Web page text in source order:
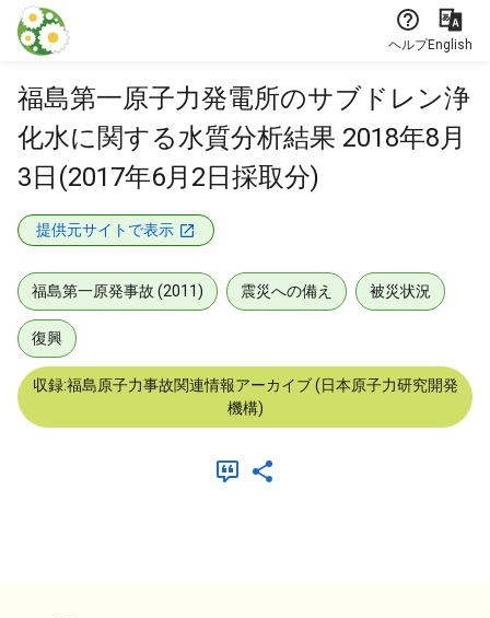
本文に飛ぶ
ヘルプEnglish
福島第一原子力発電所のサブドレン浄
化水に関する水質分析結果 2018年8月
3日(2017年6月2日採取分)
提供元サイトで表示
福島第一原発事故 (2011) 震災への備え 被災状況
復興
収録:福島原子力事故関連情報アーカイブ (日本原子力研究開発
機構)